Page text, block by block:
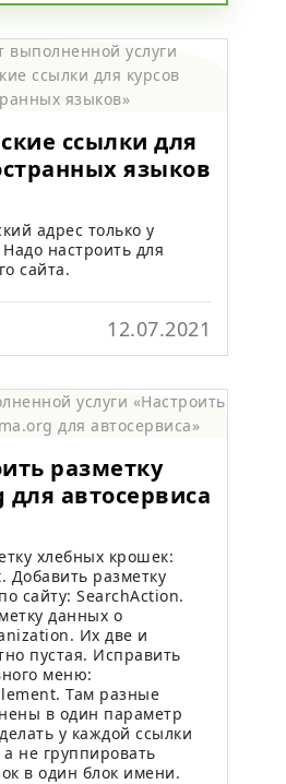
ссылки для
языков
адрес только у
настроить для
сайта.
12.07.2021
разметку
для автосервиса
хлебных крошек:
Добавить разметку
сайту: SearchAction.
данных о
Их две и
пустая. Исправить
меню:
Там разные
в один параметр
у каждой ссылки
не группировать
в один блок имени.